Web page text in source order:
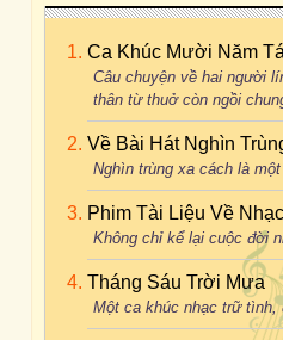
Ca Khúc Mười Năm
Câu chuyện về hai người
thân từ thuở còn ngồi
Về Bài Hát Nghìn
Nghìn trùng xa cách là
Phim Tài Liệu Về
Không chỉ kể lại cuộc đời
Tháng Sáu Trời Mưa
Một ca khúc nhạc trữ tình,